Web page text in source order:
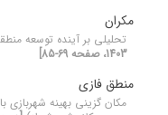
مکران
تحلیلی بر آینده توسعه
1403، صفحه 69-85]
منطق فازی
مکان گزینی بهینه شهربازی